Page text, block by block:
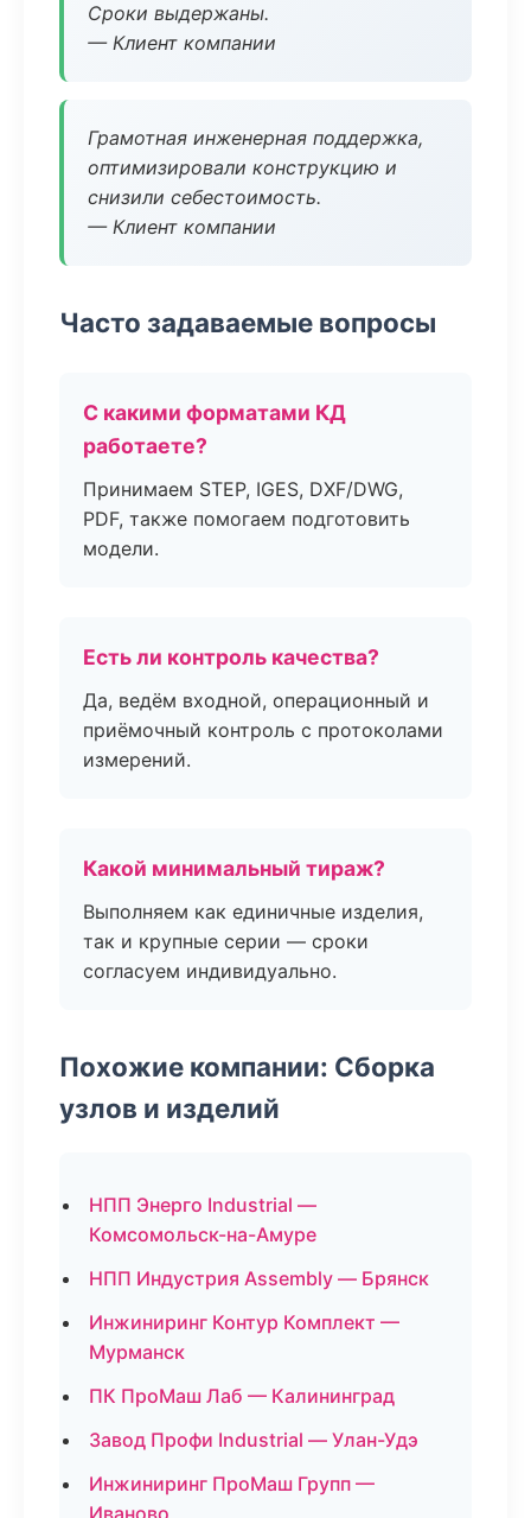
Сроки выдержаны.
— Клиент компании
Грамотная инженерная поддержка,
оптимизировали конструкцию и
снизили себестоимость.
— Клиент компании
Часто задаваемые вопросы
С какими форматами КД
работаете?
Принимаем STEP, IGES, DXF/DWG,
PDF, также помогаем подготовить
модели.
Есть ли контроль качества?
Да, ведём входной, операционный и
приёмочный контроль с протоколами
измерений.
Какой минимальный тираж?
Выполняем как единичные изделия,
так и крупные серии — сроки
согласуем индивидуально.
Похожие компании: Сборка
узлов и изделий
НПП Энерго Industrial —
Комсомольск-на-Амуре
НПП Индустрия Assembly — Брянск
Инжиниринг Контур Комплект —
Мурманск
ПК ПроМаш Лаб — Калининград
Завод Профи Industrial — Улан-Удэ
Инжиниринг ПроМаш Групп —
Иваново